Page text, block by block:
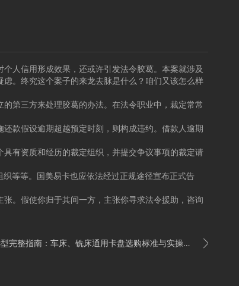
人信用形成效果，还或许引发法令胶葛。本案就涉及
。终究这个案子的来龙去脉是什么？咱们又该怎么样
第三方来处理胶葛的办法。在法令职业中，裁定常常
款假设逾期超越预定时刻，则构成违约。借款人逾期
有资质和经历的裁定组织，并提交争议事项的裁定请
等等。国美易卡也应依法经过正规途径宣布正式告
。假使你归于其间一方，主张你寻求法令援助，咨询

：车床、铣床通用卡盘选购标准与实操方案_国内新闻_聊城大众网